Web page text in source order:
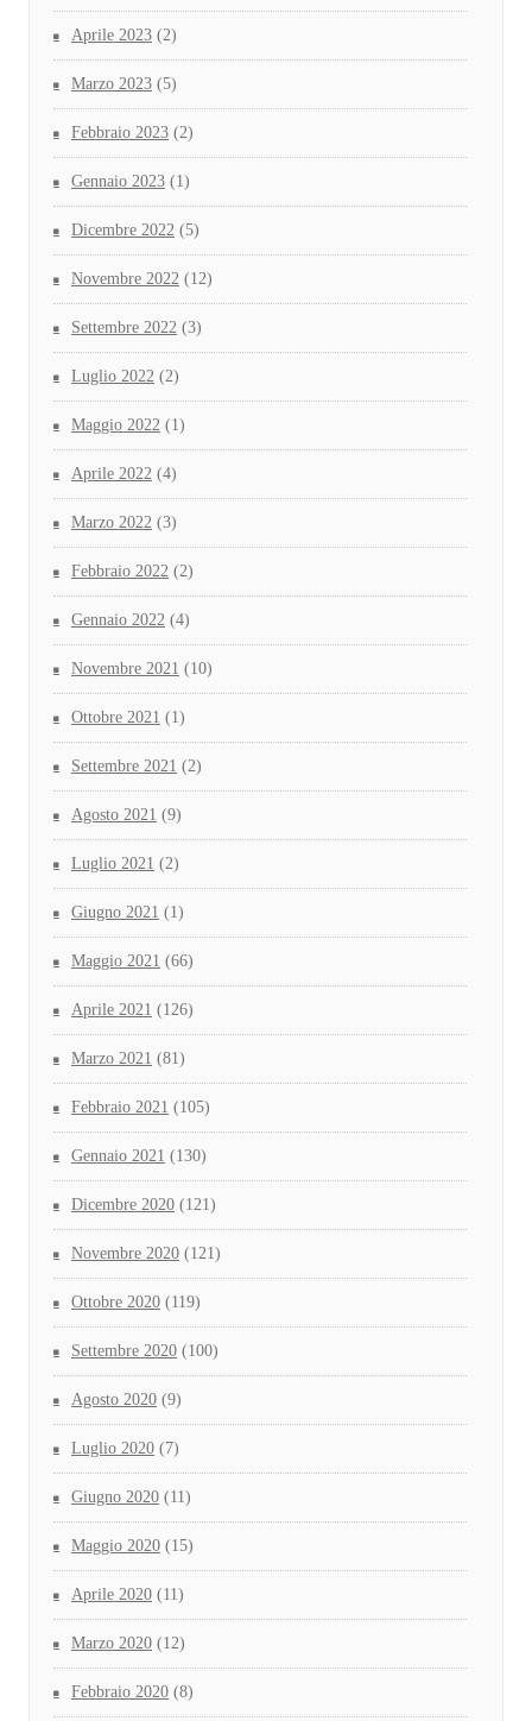
Aprile 2023 (2)
Marzo 2023 (5)
Febbraio 2023 (2)
Gennaio 2023 (1)
Dicembre 2022 (5)
Novembre 2022 (12)
Settembre 2022 (3)
Luglio 2022 (2)
Maggio 2022 (1)
Aprile 2022 (4)
Marzo 2022 (3)
Febbraio 2022 (2)
Gennaio 2022 (4)
Novembre 2021 (10)
Ottobre 2021 (1)
Settembre 2021 (2)
Agosto 2021 (9)
Luglio 2021 (2)
Giugno 2021 (1)
Maggio 2021 (66)
Aprile 2021 (126)
Marzo 2021 (81)
Febbraio 2021 (105)
Gennaio 2021 (130)
Dicembre 2020 (121)
Novembre 2020 (121)
Ottobre 2020 (119)
Settembre 2020 (100)
Agosto 2020 (9)
Luglio 2020 (7)
Giugno 2020 (11)
Maggio 2020 (15)
Aprile 2020 (11)
Marzo 2020 (12)
Febbraio 2020 (8)